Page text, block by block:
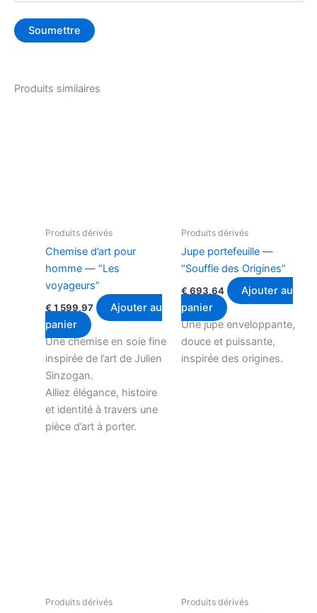
Produits similaires
Produits dérivés
Chemise d’art pour
homme — “Les
voyageurs”
€ 1 599,97
Ajouter au
panier
Une chemise en soie fine
inspirée de l’art de Julien
Sinzogan.
Alliez élégance, histoire
et identité à travers une
pièce d’art à porter.
Produits dérivés
Jupe portefeuille —
“Souffle des Origines”
€ 693,64
Ajouter au
panier
Une jupe enveloppante,
douce et puissante,
inspirée des origines.
Produits dérivés Produits dérivés